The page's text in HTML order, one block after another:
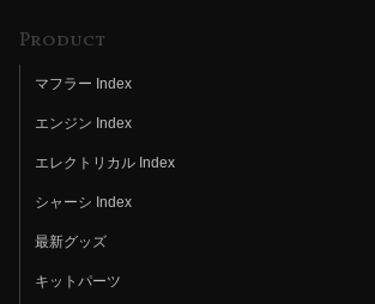
Product
マフラー Index
エンジン Index
エレクトリカル Index
シャーシ Index
最新グッズ
キットパーツ